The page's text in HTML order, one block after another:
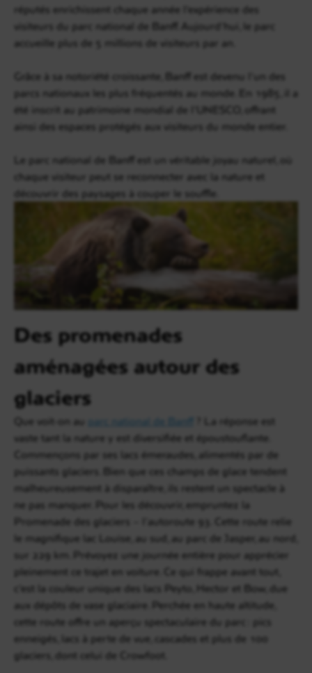
réputés enrichissent chaque année l’expérience des
visiteurs du parc national de Banff. Aujourd’hui, le parc
accueille plus de 5 millions de visiteurs par an.
Grâce à sa notoriété croissante, Banff est devenu l’un des
parcs nationaux les plus fréquentés au monde. En 1985, il a
été inscrit au patrimoine mondial de l’UNESCO, offrant
ainsi des espaces protégés aux visiteurs du monde entier.
Le parc national de Banff est un véritable joyau naturel, où
chaque visiteur peut se reconnecter avec la nature et
découvrir des paysages à couper le souffle.
Des promenades
aménagées autour des
glaciers
Que voit-on au parc national de Banff
? La réponse est
vaste tant la nature y est diversifiée et époustouflante.
Commençons par ses lacs émeraudes, alimentés par de
puissants glaciers. Bien que ces champs de glace tendent
malheureusement à disparaître, ils restent un spectacle à
ne pas manquer. Pour les découvrir, empruntez la
Promenade des glaciers – l’autoroute 93. Cette route relie
le magnifique lac Louise, au sud, au parc de Jasper, au nord,
sur 229 km. Prévoyez une journée entière pour apprécier
pleinement ce trajet en voiture. Ce qui frappe avant tout,
c’est la couleur unique des lacs Peyto, Hector et Bow, due
aux dépôts de vase glaciaire. Perchée en haute altitude,
cette route offre un aperçu spectaculaire du parc : pics
enneigés, lacs à perte de vue, cascades et plus de 100
glaciers, dont celui de Crowfoot.